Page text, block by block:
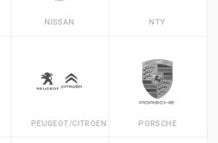
NISSAN NTY
PEUGEOT/CITROEN PORSCHE